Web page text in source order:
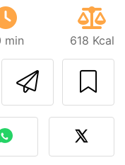
min 618 Kcal
al autor
de esta